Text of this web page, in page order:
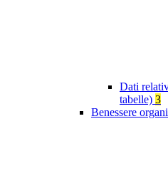
Dati
tabelle) 3
Benessere